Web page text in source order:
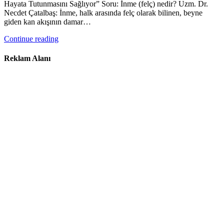
Hayata Tutunmasını Sağlıyor” Soru: İnme (felç) nedir? Uzm. Dr.
Necdet Çatalbaş: İnme, halk arasında felç olarak bilinen, beyne
giden kan akışının damar…
Continue reading
Reklam Alanı